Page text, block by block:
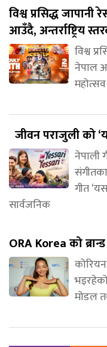
विश्व प्रसिद्ध
आउँदै, अन्तर्राष्ट्रिय
विश्व
नेपाल
जीवन पराजुली को
नेपाली
गीत
सार्वजनिक
ORA Korea को
मोडल